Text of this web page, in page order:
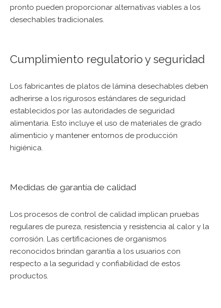
pronto pueden proporcionar alternativas viables a los
desechables tradicionales.
Cumplimiento regulatorio y seguridad
Los fabricantes de platos de lámina desechables deben
adherirse a los rigurosos estándares de seguridad
establecidos por las autoridades de seguridad
alimentaria. Esto incluye el uso de materiales de grado
alimenticio y mantener entornos de producción
higiénica.
Medidas de garantía de calidad
Los procesos de control de calidad implican pruebas
regulares de pureza, resistencia y resistencia al calor y la
corrosión. Las certificaciones de organismos
reconocidos brindan garantía a los usuarios con
respecto a la seguridad y confiabilidad de estos
productos.